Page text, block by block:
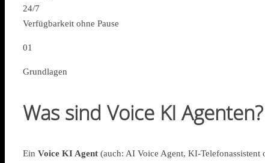
24/7
Verfügbarkeit ohne Pause
01
Grundlagen
Was sind Voice KI
Ein Voice KI Agent (auch: AI Voice Agent, KI-